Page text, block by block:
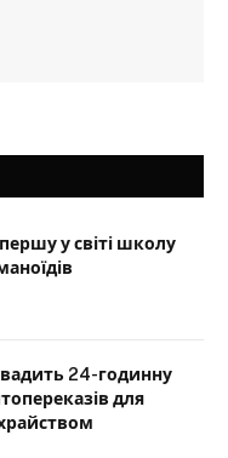
у світі школу
24-годинну
для